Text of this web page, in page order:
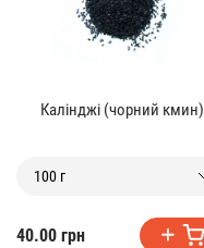
Калінджі (чорний кмин)
100 г
40.00 грн